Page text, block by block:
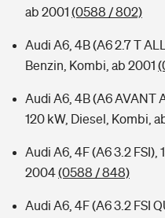
ab 2001 (0588 / 802)
Audi A6, 4B (A6 2.7 T
Benzin, Kombi, ab 2001
Audi A6, 4B (A6 AVANT
120 kW, Diesel, Kombi,
Audi A6, 4F (A6 3.2 FSI),
2004(0588 / 848)
Audi A6, 4F (A6 3.2 FSI